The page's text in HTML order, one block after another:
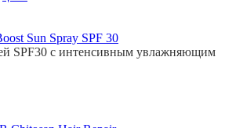
Sun Spray SPF 30
SPF30 с интенсивным увлажняющим